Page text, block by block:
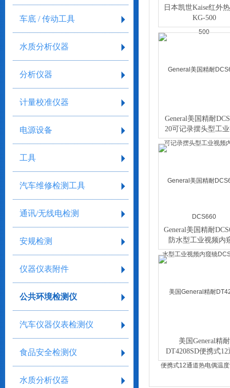
车底 / 传动工具
水质分析仪器
分析仪器
计量校准仪器
电源设备
工具
汽车维修检测工具
通讯/无线电检测
安规检测
仪器仪表附件
公共环境检测仪
汽车仪器仪表检测仪
食品安全检测仪
水质分析仪器
日本凯世Kaise红外
KG-500
General美国精耐
20可记录摆头型工
内窥镜DCS660
General美国精耐
防水型工业视频内
DCS600A
美国General精耐
DT4208SD便携式
热电偶温度记录